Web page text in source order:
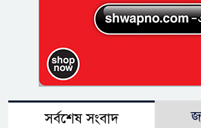
সর্বশেষ সংবাদ